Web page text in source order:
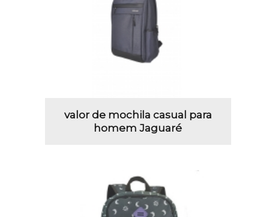
valor de mochila casual para
homem Jaguaré